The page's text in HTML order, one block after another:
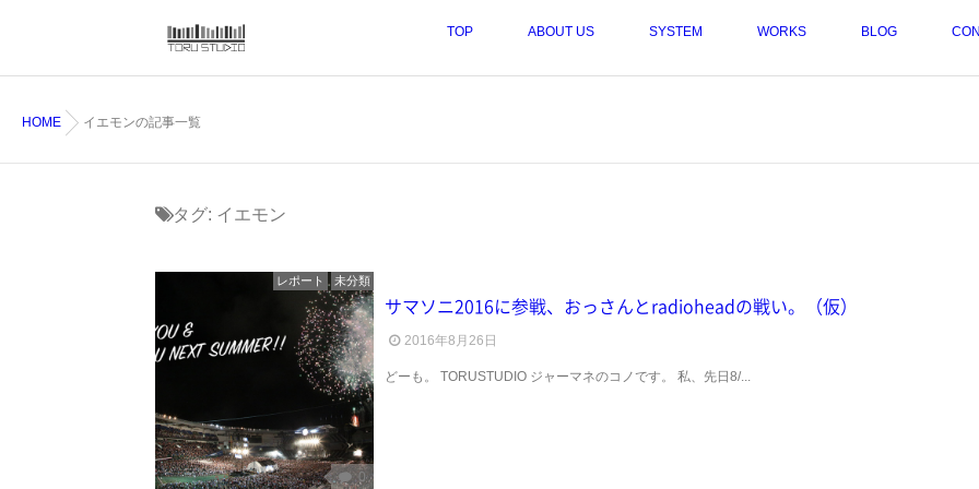
TOP ABOUT US SYSTEM WORKS BLOG
HOME イエモンの記事一覧
タグ: イエモン
レポート 未分類
0
サマソニ2016に参戦、おっさんとradioheadの戦い。（仮）
2016年8月26日
どーも。 TORUSTUDIO ジャーマネのコノです。 私、先日8/...